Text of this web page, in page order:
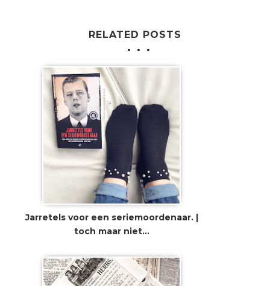
RELATED POSTS
Jarretels voor een seriemoordenaar. |
toch maar niet...